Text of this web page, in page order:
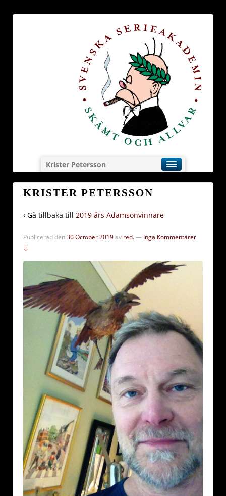
Krister Petersson
KRISTER PETERSSON
‹ Gå tillbaka till 2019 års Adamsonvinnare
Publicerad den30 October 2019av red.— Inga Kommentarer
↓